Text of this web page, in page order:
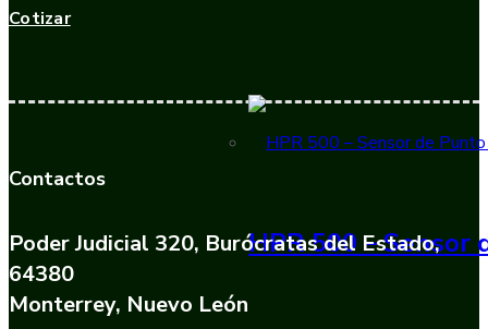
HPR 500 –
Cotizar
Contactos
Poder Judicial 320, Burócratas del Estado,
64380
Monterrey, Nuevo León